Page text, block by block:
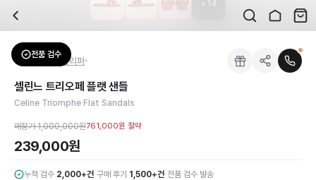
배송은 얼마나 걸리나요?
검수는 어떻게 진행되나요? 검수 사진을 받을 수 있나요?
전문 스태프가 실물 상품을 직접 확인한 후 검수 사진을 제공합니다. 가죽 재질,
교환이나 반품이 가능한가요?
수령 후 7일 이내 신청하시면 상품 하자, 사이즈 불일치, 고객 변심 모두 교환·반
쿠폰과 적립금을 함께 사용할 수 있나요?
네, 쿠폰과 적립금을 결제 시 함께 사용하실 수 있습니다. 적립금은 1,000원 이상
신발은 정사이즈인가요?
대부분 정사이즈로 제작되나 모델에 따라 차이가 있을 수 있습니다. mm 기준 사
셀린느 트리오페 플랫 샌들
브랜드:
성별:여성
색상:레드
가격:239,000원
셀린느 트리오페 플랫 샌들은 브랜드의 아이코닉한 헤리티지를 현대적으로 재해
셀린느 트리오페 플랫 샌들
+ 14
전품 검수
Celine샌들/슬리퍼
셀린느 트리오페 플랫 샌들
Celine Triomphe Flat Sandals
매장가1,000,000원761,000원 절약
239,000원
누적 검수 2,000+건·구매 후기 1,500+건· 전품 검수 발송